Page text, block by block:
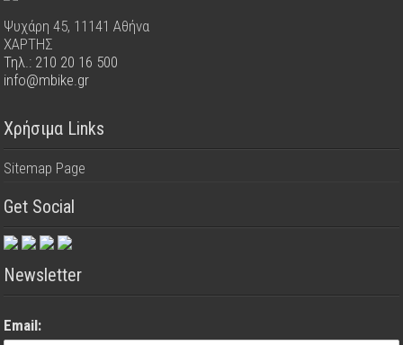
Ψυχάρη 45, 11141 Αθήνα
ΧΑΡΤΗΣ
Τηλ.: 210 20 16 500
info@mbike.gr
Χρήσιμα Links
Sitemap Page
Get Social
Newsletter
Email: